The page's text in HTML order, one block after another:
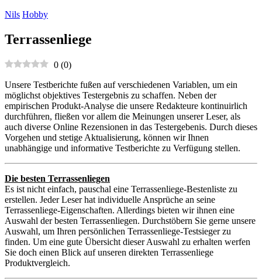
Nils Hobby
Terrassenliege
0 (0)
Unsere Testberichte fußen auf verschiedenen Variablen, um ein
möglichst objektives Testergebnis zu schaffen. Neben der
empirischen Produkt-Analyse die unsere Redakteure kontinuirlich
durchführen, fließen vor allem die Meinungen unserer Leser, als
auch diverse Online Rezensionen in das Testergebenis. Durch dieses
Vorgehen und stetige Aktualisierung, können wir Ihnen
unabhängige und informative Testberichte zu Verfügung stellen.
Die besten Terrassenliegen
Es ist nicht einfach, pauschal eine Terrassenliege-Bestenliste zu
erstellen. Jeder Leser hat individuelle Ansprüche an seine
Terrassenliege-Eigenschaften. Allerdings bieten wir ihnen eine
Auswahl der besten Terrassenliegen. Durchstöbern Sie gerne unsere
Auswahl, um Ihren persönlichen Terrassenliege-Testsieger zu
finden. Um eine gute Übersicht dieser Auswahl zu erhalten werfen
Sie doch einen Blick auf unseren direkten Terrassenliege
Produktvergleich.